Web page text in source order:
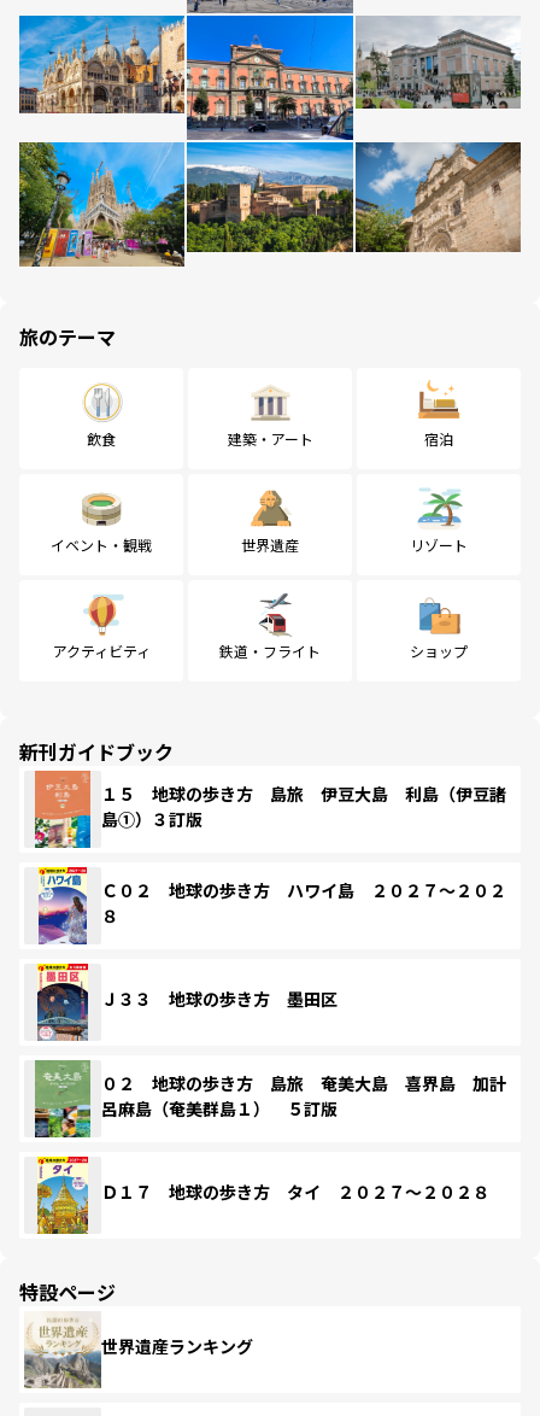
旅のテーマ
飲食 建築・アート 宿泊
イベント・観戦 世界遺産 リゾート
アクティビティ 鉄道・フライト ショップ
新刊ガイドブック
１５ 地球の歩き方 島旅 伊豆大島 利島（伊豆諸
島①）３訂版
Ｃ０２ 地球の歩き方 ハワイ島 ２０２７～２０２
８
Ｊ３３ 地球の歩き方 墨田区
０２ 地球の歩き方 島旅 奄美大島 喜界島 加計
呂麻島（奄美群島１） ５訂版
Ｄ１７ 地球の歩き方 タイ ２０２７～２０２８
特設ページ
世界遺産ランキング